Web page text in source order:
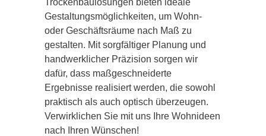
Gestaltungsmöglichkeiten, um Wohn-
oder Geschäftsräume nach Maß zu
gestalten. Mit sorgfältiger Planung und
handwerklicher Präzision sorgen wir
dafür, dass maßgeschneiderte
Ergebnisse realisiert werden, die sowohl
praktisch als auch optisch überzeugen.
Verwirklichen Sie mit uns Ihre Wohnideen
nach Ihren Wünschen!